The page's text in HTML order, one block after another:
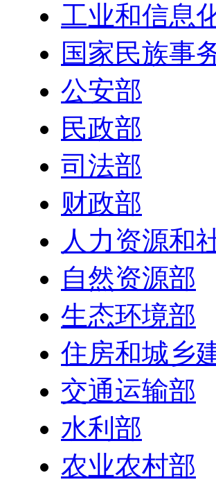
工业和信息
国家民族事
公安部
民政部
司法部
财政部
人力资源和
自然资源部
生态环境部
住房和城乡
交通运输部
水利部
农业农村部